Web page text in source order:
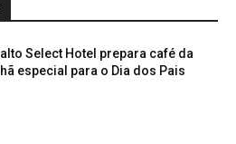
Select Hotel prepara café da
especial para o Dia dos Pais